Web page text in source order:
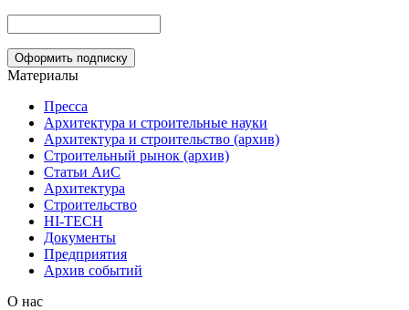
Материалы
Пресса
Архитектура и строительные науки
Архитектура и строительство (архив)
Строительный рынок (архив)
Статьи АиС
Архитектура
Строительство
HI-TECH
Документы
Предприятия
Архив событий
О нас